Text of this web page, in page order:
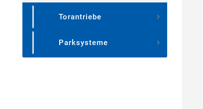
Torantriebe 
Parksysteme 